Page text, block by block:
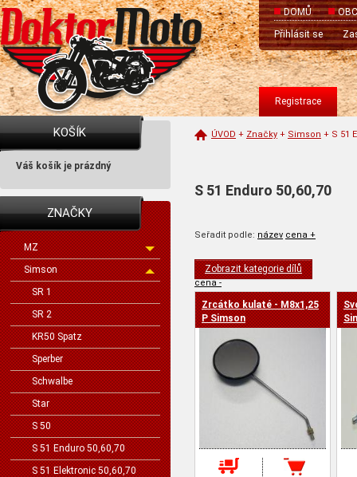
DOMŮ
Přihlásit se
Registrace
KOŠÍK
Váš košík je prázdný
ZNAČKY
MZ
Simson
SR 1
SR 2
KR50 Spatz
Sperber
Schwalbe
Star
S 50
S 51 Enduro 50,60,70
S 51 Elektronic 50,60,70
ÚVOD + Značky + Simson + S 51
S 51 Enduro 50,60,70
Seřadit podle: název cena +
cena -
Zobrazit kategorie dílů
Zrcátko kulaté - M8x1,25
P Simson